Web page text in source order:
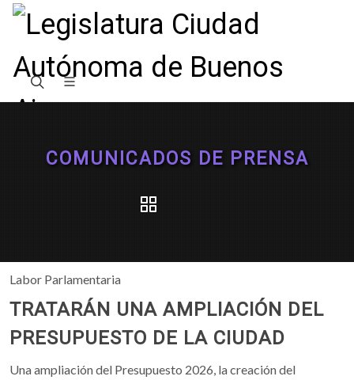
COMUNICADOS DE PRENSA
Labor Parlamentaria
TRATARÁN UNA AMPLIACIÓN DEL
PRESUPUESTO DE LA CIUDAD
Una ampliación del Presupuesto 2026, la creación del